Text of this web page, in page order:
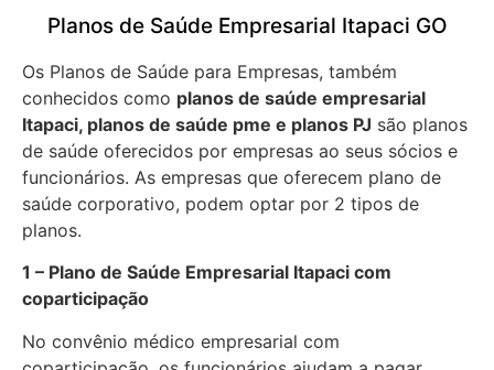
Planos de Saúde Empresarial Itapaci GO
Os Planos de Saúde para Empresas, também
conhecidos como planos de saúde empresarial
Itapaci, planos de saúde pme e planos PJ são planos
de saúde oferecidos por empresas ao seus sócios e
funcionários. As empresas que oferecem plano de
saúde corporativo, podem optar por 2 tipos de
planos.
1 – Plano de Saúde Empresarial Itapaci com
coparticipação
No convênio médico empresarial com